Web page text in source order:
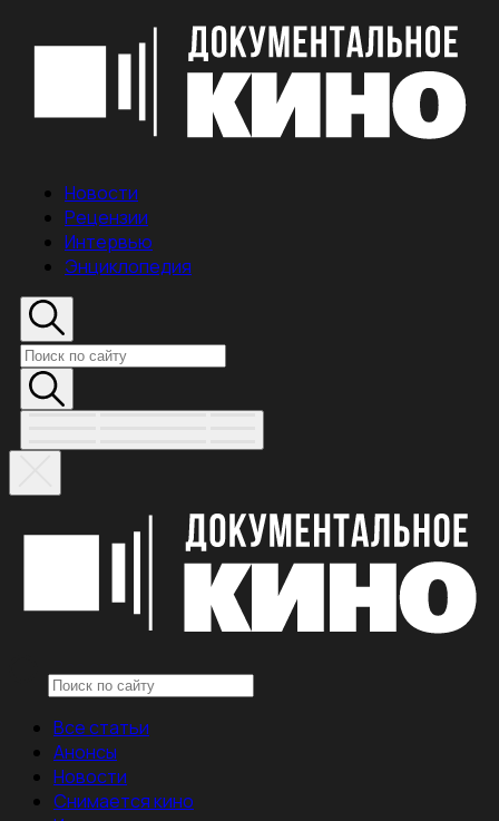
Новости
Рецензии
Интервью
Энциклопедия
Все статьи
Анонсы
Новости
Снимается кино